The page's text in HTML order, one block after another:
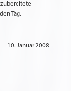
Tag.
10. Januar 2008